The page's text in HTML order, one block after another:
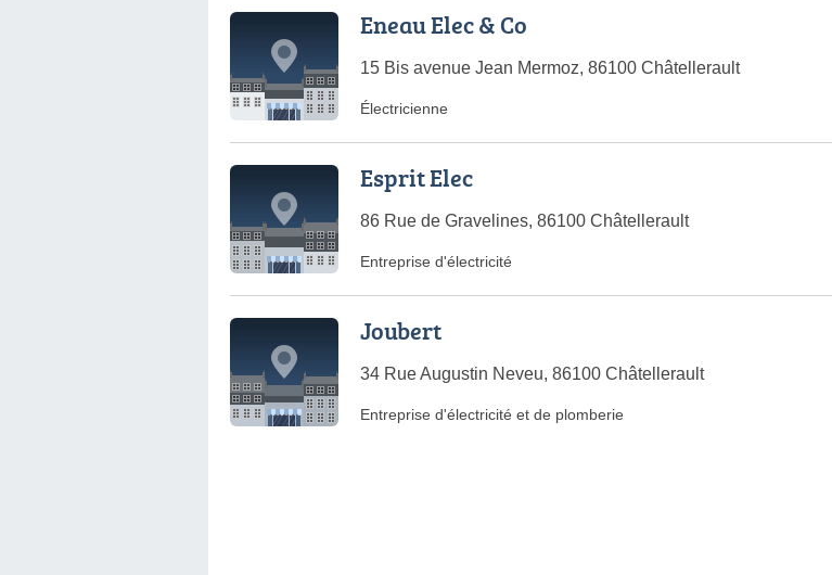
Eneau Elec & Co
15 Bis avenue Jean Mermoz, 86100 Châtellerault
Électricienne
Esprit Elec
86 Rue de Gravelines, 86100 Châtellerault
Entreprise d'électricité
Joubert
34 Rue Augustin Neveu, 86100 Châtellerault
Entreprise d'électricité et de plomberie